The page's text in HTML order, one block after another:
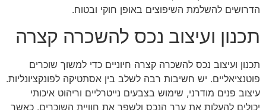
הדרושים להשלמת השיפוצים באופן חוקי ובטוח.
תכנון ועיצוב נכס להשכרה קצרה
תכנון ועיצוב נכס להשכרה קצרה חיוניים כדי למשוך שוכרים
פוטנציאליים. יש חשיבות רבה לשלב בין אסתטיקה לפונקציונליות.
עיצוב פנים מודרני, שימוש בצבעים נייטרליים וריהוט איכותי
יכולים להעלות את ערך הנכס ולשפר את חוויית השוכרים. כאשר